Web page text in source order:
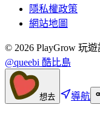
隱私權政策
網站地圖
© 2026 PlayGrow 玩
@queebi 酷比島
想去 導航